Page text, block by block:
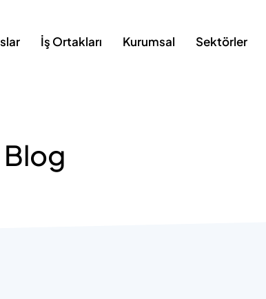
İş Ortakları Kurumsal Sektörler
Blog